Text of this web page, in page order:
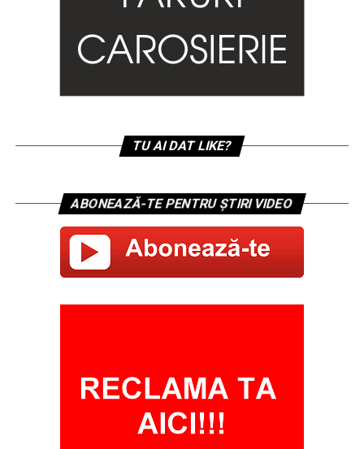
TU AI DAT LIKE?
ABONEAZĂ-TE PENTRU ȘTIRI VIDEO